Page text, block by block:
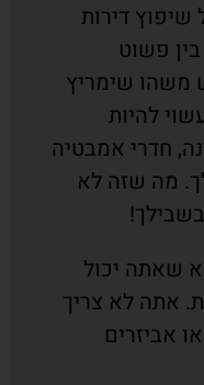
שיפוץ דירות
פשוט
משהו שימריץ
להיות
חדרי אמבטיה
מה שזה לא
שאתה יכול
אתה לא צריך
אביזרים